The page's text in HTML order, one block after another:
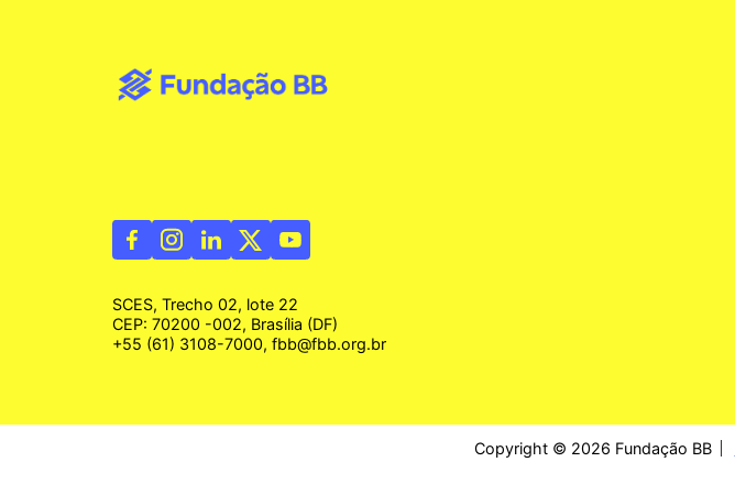
SCES, Trecho 02, lote 22
CEP: 70200 -002, Brasília (DF)
+55 (61) 3108-7000, fbb@fbb.org.br
Copyright © 2026 Fundação BB